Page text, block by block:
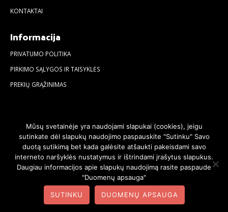
KONTAKTAI
Informacija
PRIVATUMO POLITIKA
PIRKIMO SĄLYGOS IR TAISYKLĖS
PREKIŲ GRĄŽINIMAS
© 2020. Visos teisės saugomos | Svetainę sukūrė: svetainesideja.lt
Mūsų svetainėje yra naudojami slapukai (cookies), jeigu
sutinkate dėl slapukų naudojimo paspauskite "Sutinku" Savo
duotą sutikimą bet kada galėsite atšaukti pakeisdami savo
interneto naršyklės nustatymus ir ištrindami įrašytus slapukus.
Daugiau informacijos apie slapukų naudojimą rasite paspaude
"Duomenų apsauga"
SUTINKU DUOMENŲ APSAUGA